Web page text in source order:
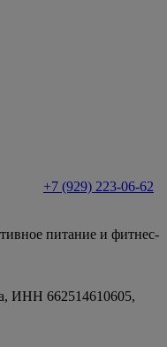
+7 (929) 223-06-62
питание и фитнес-
ИНН 662514610605,